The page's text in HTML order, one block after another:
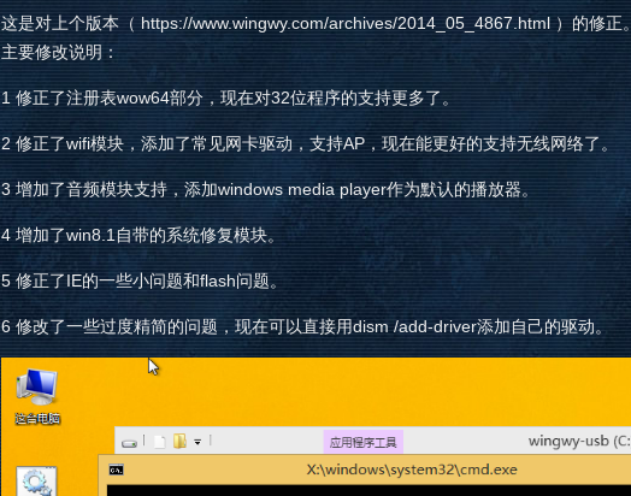
这是对上个版本（ https://www.wingwy.com/archives/2014_05_4867.html ）的修正。
主要修改说明：
1 修正了注册表wow64部分，现在对32位程序的支持更多了。
2 修正了wifi模块，添加了常见网卡驱动，支持AP，现在能更好的支持无线网络了。
3 增加了音频模块支持，添加windows media player作为默认的播放器。
4 增加了win8.1自带的系统修复模块。
5 修正了IE的一些小问题和flash问题。
6 修改了一些过度精简的问题，现在可以直接用dism /add-driver添加自己的驱动。